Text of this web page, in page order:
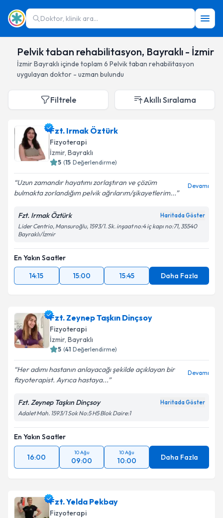
Doktor, klinik ara...
Pelvik taban rehabilitasyon, Bayraklı - İzmir
İzmirBayraklı içinde toplam 6 Pelvik taban rehabilitasyon
uygulayan doktor - uzman bulundu
Filtrele Akıllı Sıralama
Fzt. Irmak Öztürk
Fizyoterapi
İzmir, Bayraklı
5 (15 Değerlendirme)
Uzun zamandır hayatımı zorlaştıran ve çözüm
bulmakta zorlandığım pelvik ağrılarım/şikayetlerim...
Devamı
Fzt. Irmak Öztürk Haritada Göster
Lider Centrio, Mansuroğlu, 1593/1. Sk. inşaat no:4 iç kapı no:71, 35540
Bayraklı/İzmir
En Yakın Saatler
14:15
15:00 15:45 Daha Fazla
Fzt. Zeynep Taşkın Dinçsoy
Fizyoterapi
İzmir, Bayraklı
5 (41 Değerlendirme)
Her adımı hastanın anlayacağı şekilde açıklayan bir
fizyoterapist. Ayrıca hastaya...
Devamı
Fzt. Zeynep Taşkın Dinçsoy Haritada Göster
Adalet Mah. 1593/1 Sok No:5 H5 Blok Daire:1
En Yakın Saatler
16:00
10 Ağu
09:00
10 Ağu
10:00 Daha Fazla
Fzt. Yelda Pekbay
Fizyoterapi